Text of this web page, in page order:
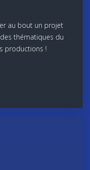
au bout un projet
thématiques du
productions !